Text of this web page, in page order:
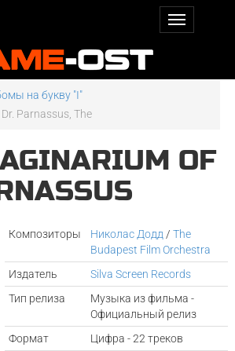
на букву "I"
Parnassus, The
OF
Композиторы Николас Додд /The
Budapest Film Orchestra
Издатель
Silva Screen Records
Тип релиза
Музыка из фильма -
Официальный релиз
Формат
Цифра - 22 треков